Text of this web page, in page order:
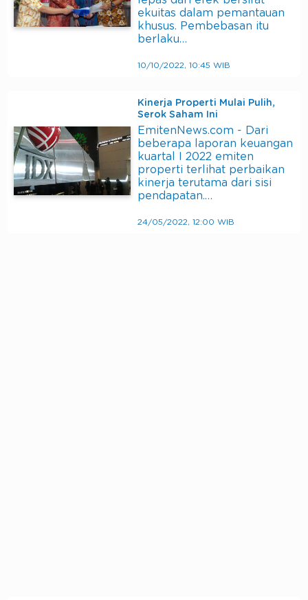
ekuitas dalam pemantauan
khusus. Pembebasan itu
berlaku…
10/10/2022, 10:45 WIB
Kinerja Properti Mulai Pulih,
Serok Saham Ini
EmitenNews.com - Dari
beberapa laporan keuangan
kuartal I 2022 emiten
properti terlihat perbaikan
kinerja terutama dari sisi
pendapatan.…
24/05/2022, 12:00 WIB